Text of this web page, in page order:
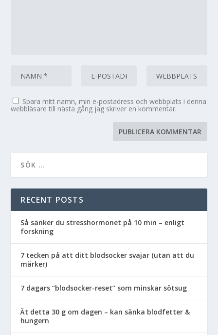
Spara mitt namn, min e-postadress och webbplats i denna
webbläsare till nästa gång jag skriver en kommentar.
RECENT POSTS
Så sänker du stresshormonet på 10 min – enligt
forskning
7 tecken på att ditt blodsocker svajar (utan att du
märker)
7 dagars “blodsocker-reset” som minskar sötsug
Ät detta 30 g om dagen – kan sänka blodfetter &
hungern